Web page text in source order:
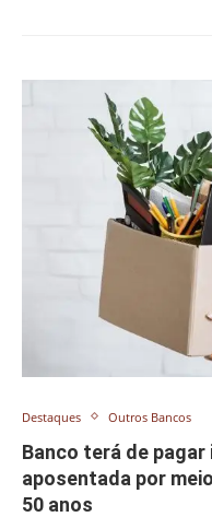
Destaques Outros Bancos
Banco terá de pagar
aposentada por
50 anos